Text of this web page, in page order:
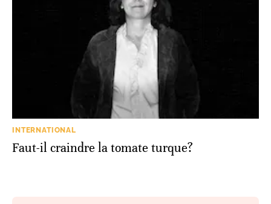
INTERNATIONAL
Faut-il craindre la tomate turque?